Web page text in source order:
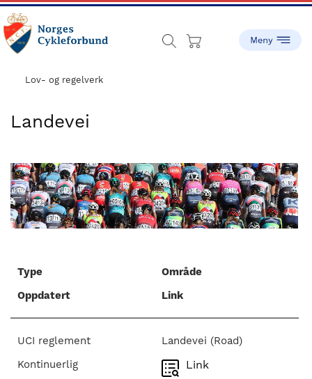
Skip
to
main
content
Skip
to
footer
Cykleforbund
stiftet
og
har
gått
fra
liten
idrett
Lov- og regelverk
Landevei
Type
Område
Oppdatert
Link
UCI reglement
Landevei (Road)
Kontinuerlig
Link